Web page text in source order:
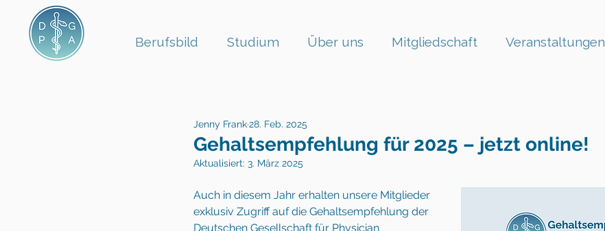
Berufsbild Studium Über uns Mitgliedschaft Veranstaltungen
Gehaltsempfehlung für 2025 – jetzt online!
Jenny Frank28. Feb. 2025
Aktualisiert: 3. März 2025
Auch in diesem Jahr erhalten unsere Mitglieder
exklusiv Zugriff auf die Gehaltsempfehlung der
Deutschen Gesellschaft für Physician